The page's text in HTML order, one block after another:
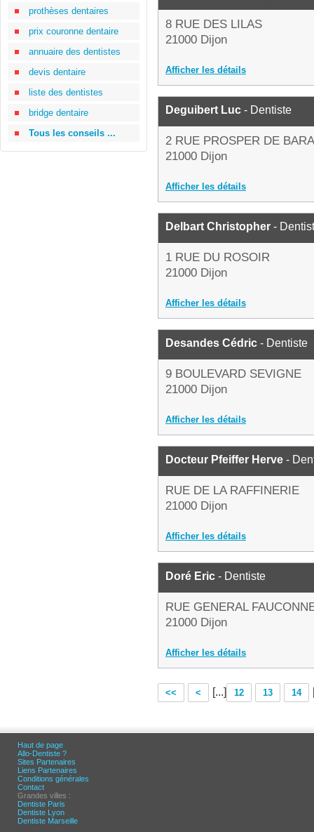
prothèses dentaires
prix couronne dentaire
annuaire des dentistes
devis dentaire
liste des dentistes
bridge dentaire
Tous les conseils ...
8 RUE DES LILAS
21000 Dijon
Afficher les détails
Deguibert Luc - Dentiste
2 RUE PROSPER DE
21000 Dijon
Afficher les détails
Delbart Christopher -
1 RUE DU ROSOIR
21000 Dijon
Afficher les détails
Desandes Cédric - Dentiste
9 BOULEVARD SEVIGNE
21000 Dijon
Afficher les détails
Docteur Pfeiffer Herve -
RUE DE LA RAFFINERIE
21000 Dijon
Afficher les détails
Doré Eric - Dentiste
RUE GENERAL
21000 Dijon
Afficher les détails
<< < [...] 12 13 14
Haut de page
Allo-Dentiste ?
Sites Partenaires
Liens Partenaires
Conditions générales
Contact
Grandes villes :
Dentiste Paris
Dentiste Lyon
Dentiste Marseille